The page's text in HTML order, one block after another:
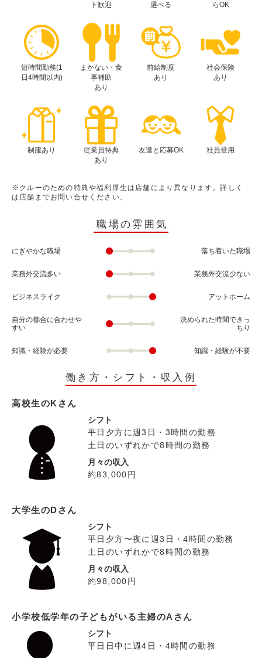
ト歓迎
選べる
らOK
短時間勤務(1
日4時間以内)
まかない・食
事補助
あり
前給制度
あり
社会保険
あり
制服あり
従業員特典
あり
友達と応募OK 社員登用
※クルーのための特典や福利厚生は店舗により異なります。詳しく
は店舗までお問い合せください。
職場の雰囲気
にぎやかな職場 落ち着いた職場
業務外交流多い 業務外交流少ない
ビジネスライク アットホーム
自分の都合に合わせや
すい
決められた時間できっ
ちり
知識・経験が必要 知識・経験が不要
働き方・シフト・収入例
高校生のKさん
シフト
平日夕方に週3日・3時間の勤務
土日のいずれかで8時間の勤務
月々の収入
約83,000円
大学生のDさん
シフト
平日夕方〜夜に週3日・4時間の勤務
土日のいずれかで8時間の勤務
月々の収入
約98,000円
小学校低学年の子どもがいる主婦のAさん
シフト
平日日中に週4日・4時間の勤務